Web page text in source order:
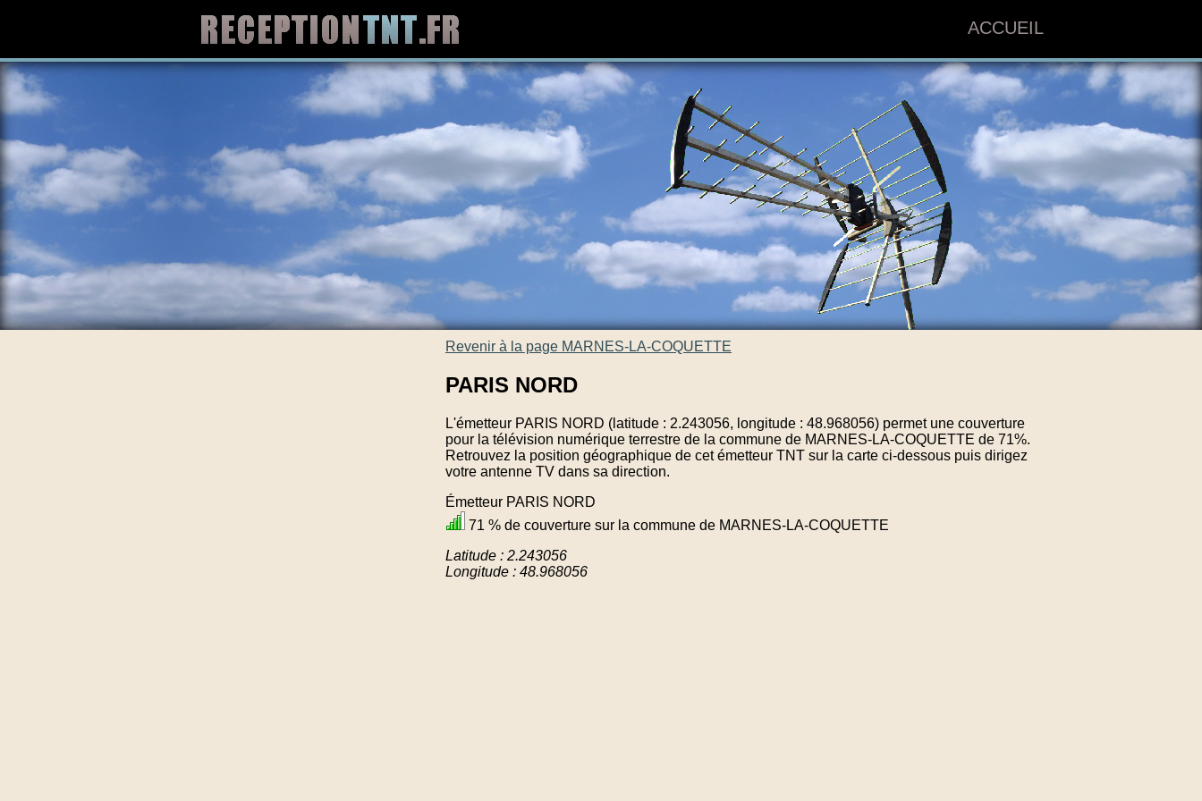
ACCUEIL
Revenir à la page MARNES-LA-COQUETTE
PARIS NORD
L'émetteur PARIS NORD (latitude : 2.243056, longitude : 48.968056) permet une couverture
pour la télévision numérique terrestre de la commune de MARNES-LA-COQUETTE de 71%.
Retrouvez la position géographique de cet émetteur TNT sur la carte ci-dessous puis dirigez
votre antenne TV dans sa direction.
Émetteur PARIS NORD
71 % de couverture sur la commune de MARNES-LA-COQUETTE
Latitude : 2.243056
Longitude : 48.968056